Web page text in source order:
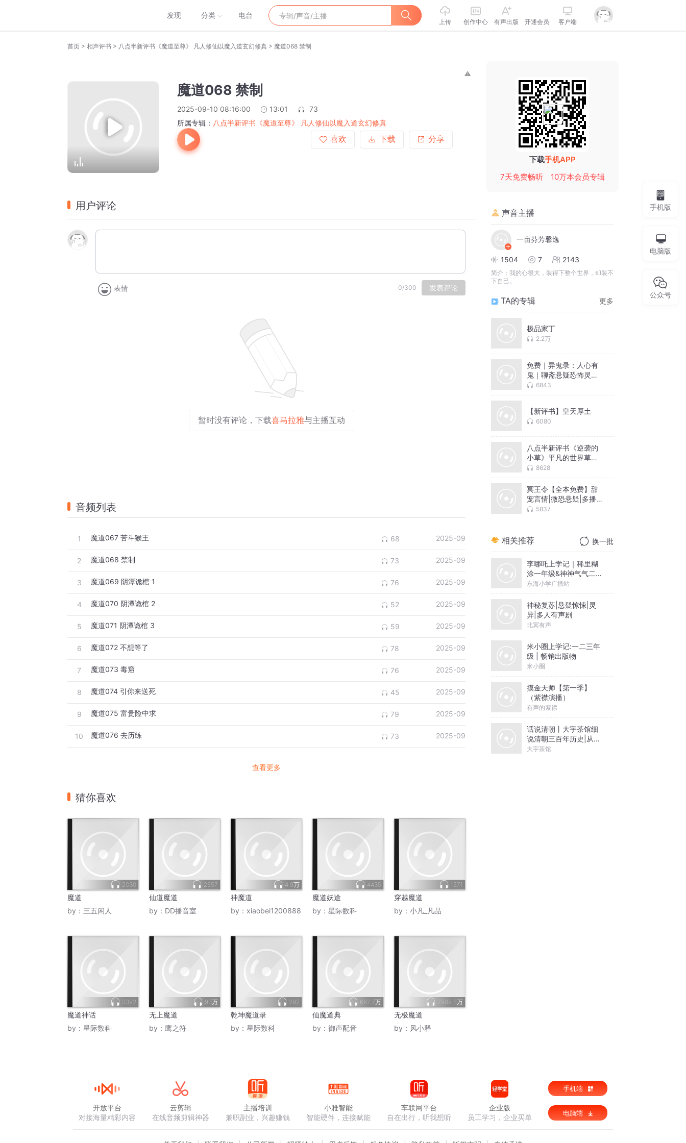
发现 分类 电台
上传 创作中心 有声出版 开通会员 客户端
首页 > 相声评书 > 八点半新评书《魔道至尊》 凡人修仙以魔入道玄幻修真 > 魔道068 禁制
魔道068 禁制
2025-09-10 08:16:00 13:01
73
所属专辑： 八点半新评书《魔道至尊》 凡人修仙以魔入道玄幻修真
喜欢
下载 分享
用户评论
表情 0/300 发表评论
暂时没有评论，下载喜马拉雅与主播互动
音频列表
1 魔道067 苦斗猴王 68 2025-09
2 魔道068 禁制 73 2025-09
3 魔道069 阴潭诡棺 1 76 2025-09
4 魔道070 阴潭诡棺 2 52 2025-09
5 魔道071 阴潭诡棺 3 59 2025-09
6 魔道072 不想等了 78 2025-09
7 魔道073 毒窟 76 2025-09
8 魔道074 引你来送死 45 2025-09
9 魔道075 富贵险中求 79 2025-09
10 魔道076 去历练 73 2025-09
查看更多
猜你喜欢
2030
魔道
by： 三五闲人
2657
仙道魔道
by： DD播音室
4.9万
神魔道
by： xiaobei1200888
4435
魔道妖途
by： 星际数科
1271
穿越魔道
by： 小凡_凡品
3392
魔道神话
by： 星际数科
93万
无上魔道
by： 鹰之符
292
乾坤魔道录
by： 星际数科
667.7万
仙魔道典
by： 御声配音
7989.6万
无极魔道
by： 风小释
下载手机APP
7天免费畅听
10万本会员专辑
声音主播
一亩芬芳馨逸
1504 7 2143
简介： 我的心很大，装得下整个世界，却装不
下自己。
TA的专辑 更多
极品家丁
2.2万
免费｜异鬼录：人心有
鬼｜聊斋悬疑恐怖灵异
｜胆小勿入
6843
【新评书】皇天厚土
6080
八点半新评书《逆袭的
小草》平凡的世界草根
的逆袭
8628
冥王令【全本免费】甜
宠言情|微恐悬疑|多播精
品 5837
相关推荐 换一批
李哪吒上学记｜稀里糊
涂一年级&神神气气二年
级
东海小学广播站
神秘复苏|悬疑惊悚|灵
异|多人有声剧
北冥有声
米小圈上学记:一二三年
级 | 畅销出版物
米小圈
摸金天师【第一季】
（紫襟演播）
有声的紫襟
话说清朝丨大宇茶馆细
说清朝三百年历史|从努
尔哈赤到末代皇帝溥仪|
大宇茶馆
手机版
电脑版
公众号
开放平台
对接海量精彩内容
云剪辑
在线音频剪辑神器
主播培训
兼职副业，兴趣赚钱
小雅智能
智能硬件，连接赋能
车联网平台
自在出行，听我想听
企业版
员工学习，企业买单
手机端
电脑端